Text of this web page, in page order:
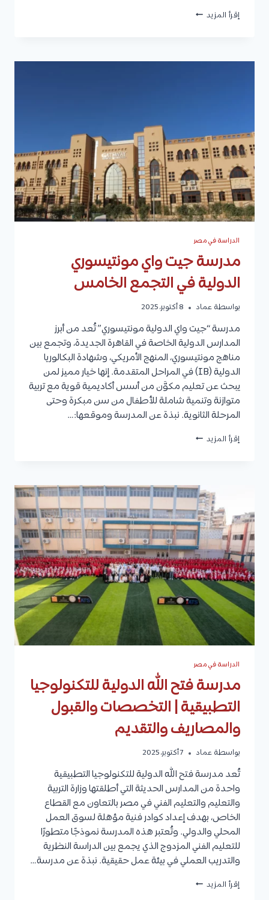
إقرأ المزيد مدرسة
2026
الدراسة في مصر
مدرسة جيت واي مونتيسوري
الدولية في التجمع الخامس
بواسطة عماد 8 أكتوبر، 2025
مدرسة “جيت واي الدولية مونتيسوري” تُعد من أبرز
المدارس الدولية الخاصة في القاهرة الجديدة، وتجمع بين
مناهج مونتيسوري، المنهج الأمريكي، وشهادة البكالوريا
الدولية (IB) في المراحل المتقدمة. إنها خيار مميز لمن
يبحث عن تعليم مكوَّن من أسس أكاديمية قوية مع تربية
متوازنة وتنمية شاملة للأطفال من سن مبكرة وحتى
المرحلة الثانوية. نبذة عن المدرسة وموقعها:…
إقرأ المزيد مدرسة
الدولية
في
التجمع
الخامس
الدراسة في مصر
مدرسة فتح الله الدولية للتكنولوجيا
التطبيقية | التخصصات والقبول
والمصاريف والتقديم
بواسطة عماد 7 أكتوبر، 2025
تُعد مدرسة فتح الله الدولية للتكنولوجيا التطبيقية
واحدة من المدارس الحديثة التي أطلقتها وزارة التربية
والتعليم والتعليم الفني في مصر بالتعاون مع القطاع
الخاص، بهدف إعداد كوادر فنية مؤهلة لسوق العمل
المحلي والدولي. وتُعتبر هذه المدرسة نموذجًا متطورًا
للتعليم الفني المزدوج الذي يجمع بين الدراسة النظرية
والتدريب العملي في بيئة عمل حقيقية. نبذة عن مدرسة…
إقرأ المزيد مدرسة